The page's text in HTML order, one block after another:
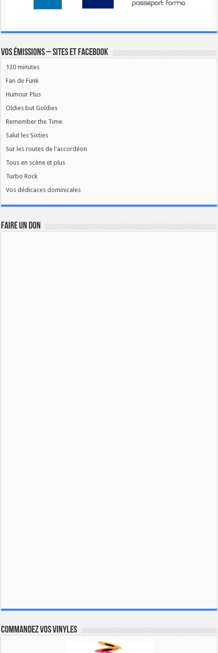
Vos émissions – Sites et Facebook
120 minutes
Fan de Funk
Humour Plus
Oldies but Goldies
Remember the Time
Salut les Sixties
Sur les routes de l'accordéon
Tous en scène et plus
Turbo Rock
Vos dédicaces dominicales
FAIRE UN DON
Commandez vos vinyles